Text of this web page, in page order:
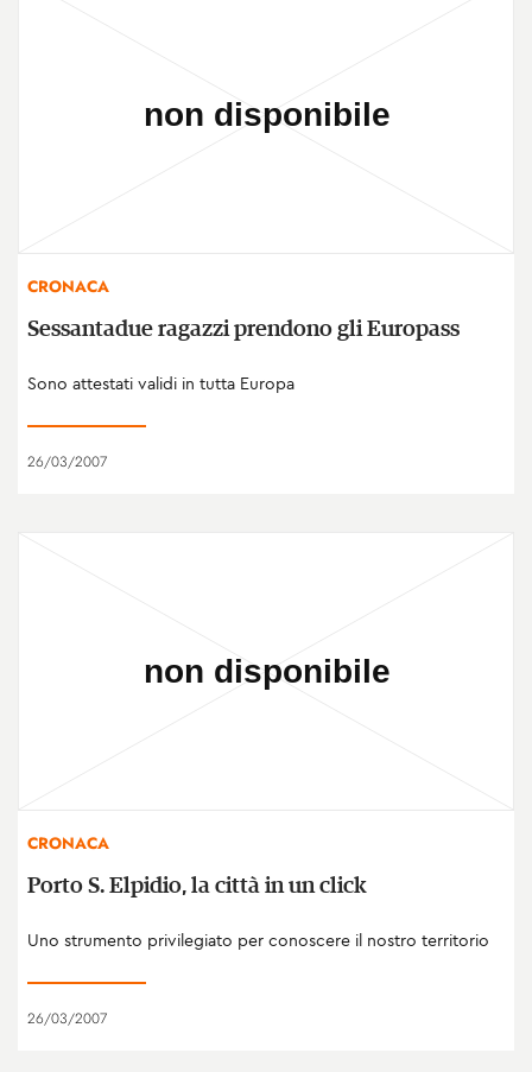
CRONACA
Sessantadue ragazzi prendono gli Europass
Sono attestati validi in tutta Europa
26/03/2007
CRONACA
Porto S. Elpidio, la città in un click
Uno strumento privilegiato per conoscere il nostro territorio
26/03/2007